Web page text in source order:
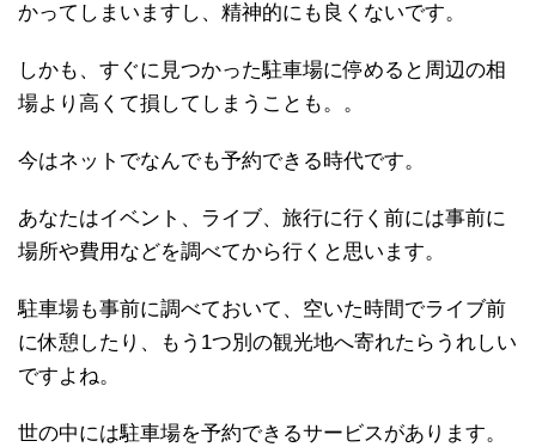
かってしまいますし、精神的にも良くないです。
しかも、すぐに見つかった駐車場に停めると周辺の相
場より高くて損してしまうことも。。
今はネットでなんでも予約できる時代です。
あなたはイベント、ライブ、旅行に行く前には事前に
場所や費用などを調べてから行くと思います。
駐車場も事前に調べておいて、空いた時間でライブ前
に休憩したり、もう1つ別の観光地へ寄れたらうれしい
ですよね。
世の中には駐車場を予約できるサービスがあります。